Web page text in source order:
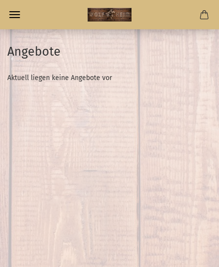
Angebote
Aktuell liegen keine Angebote vor